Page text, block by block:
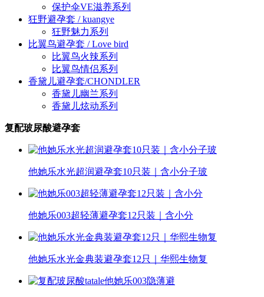
保护伞VE滋养系列
狂野避孕套 / kuangye
狂野魅力系列
比翼鸟避孕套 / Love bird
比翼鸟火辣系列
比翼鸟情侣系列
香黛儿避孕套/CHONDLER
香黛儿幽兰系列
香黛儿炫动系列
复配玻尿酸避孕套
他她乐水光超润避孕套10只装｜含小分子玻
他她乐003超轻薄避孕套12只装｜含小分
他她乐水光金典装避孕套12只｜华熙生物复